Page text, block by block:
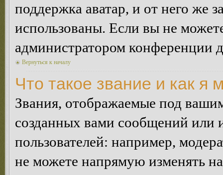
поддержка аватар, и от него же
использованы. Если вы не
администратором конференции
Вернуться к началу
Что такое звание и как я
Звания, отображаемые под
созданных вами сообщений
пользователей: например,
не можете напрямую изменять